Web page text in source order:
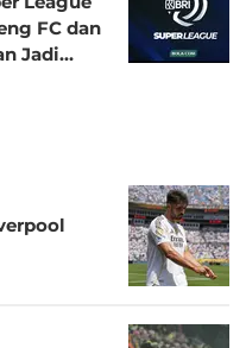
FC dan
Jadi